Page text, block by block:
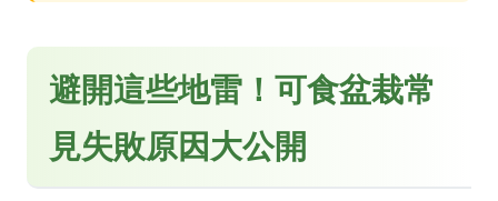
避開這些地雷！可食盆栽常
見失敗原因大公開